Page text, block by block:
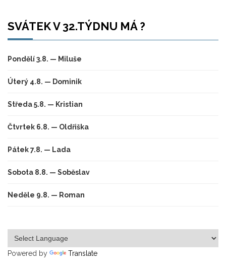
SVÁTEK V 32.TÝDNU MÁ ?
Pondělí 3.8. — Miluše
Úterý 4.8. — Dominik
Středa 5.8. — Kristian
Čtvrtek 6.8. — Oldřiška
Pátek 7.8. — Lada
Sobota 8.8. — Soběslav
Neděle 9.8. — Roman
Powered by Translate